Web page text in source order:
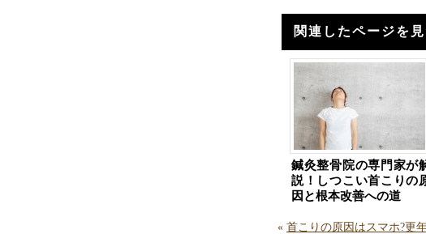
関連したページを見
鍼灸整骨院の専門家が
説！しつこい首こりの
因と根本改善への道
« 首こりの原因はスマホ?更